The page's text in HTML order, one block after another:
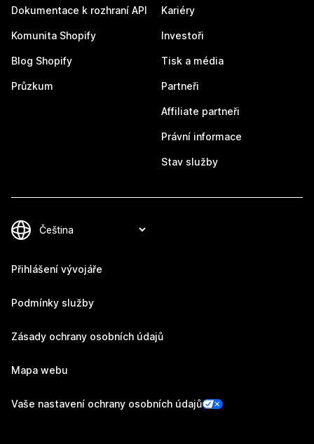
Dokumentace k rozhraní API
Komunita Shopify
Blog Shopify
Průzkum
Kariéry
Investoři
Tisk a média
Partneři
Affiliate partneři
Právní informace
Stav služby
Přihlášení vývojáře
Podmínky služby
Zásady ochrany osobních údajů
Mapa webu
Vaše nastavení ochrany osobních údajů